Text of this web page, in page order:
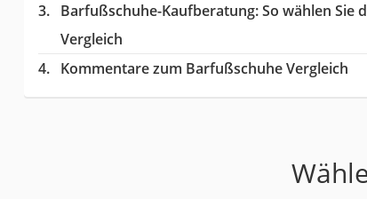
Barfußschuhe-Kaufberatung: So wählen Sie
Vergleich
Kommentare zum Barfußschuhe Vergleich